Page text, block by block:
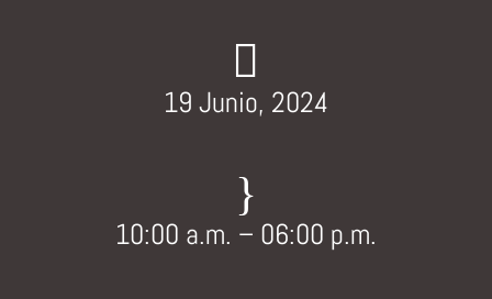

19 Junio, 2024
}
10:00 a.m. – 06:00 p.m.